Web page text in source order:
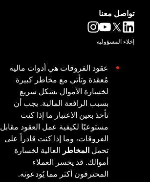
تواصل معنا
إخلاء المسؤولية
عقود الفروقات هي أدوات مالية
مُعقدة وتأتي مع مخاطر كبيرة
لخسارة الأموال بشكل سريع
بسبب الرافعة المالية. يجب أن
تأخذ بعين الاعتبار ما إذا كنت
مستوعبًا لكيفية عمل العقود مقابل
الفروقات، وما إذا كنت قادراً على
تحمل المخاطر العالية لخسارة
أموالك. قد يخسر العملاء
المحترفون أكثر مما يُودعونه.